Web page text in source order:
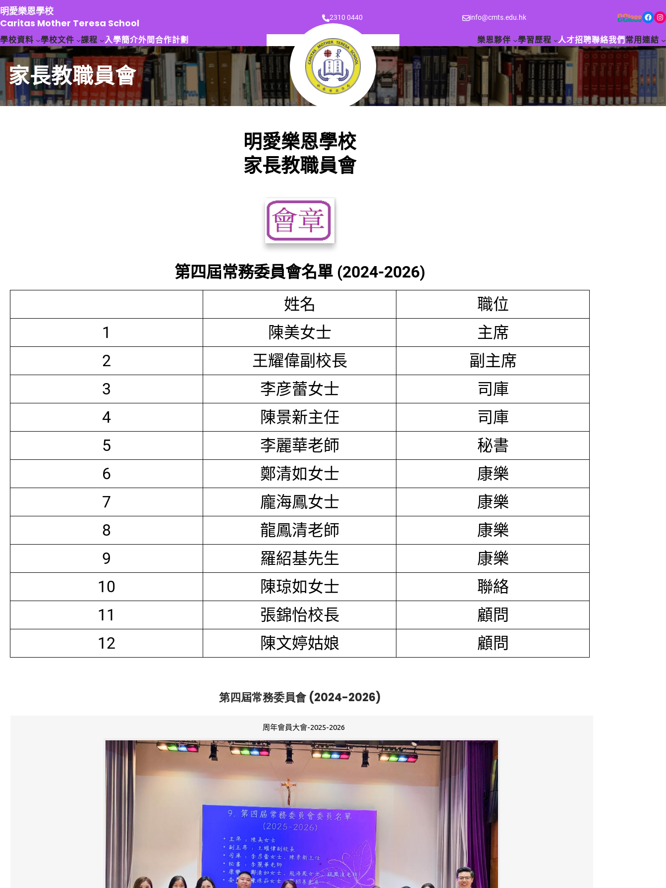
跳
至
主
要
容
明愛樂恩學校
Caritas Mother Teresa School
2310 0440 info@cmts.edu.hk Facebook Instagram
學校資料 學校文件 課程 入學簡介外間合作計劃 樂恩夥伴 學習歷程 人才招聘聯絡我們 常用連結
家長教職員會
明愛樂恩學校
家長教職員會
第四屆常務委員會名單 (2024-2026)
姓名
職位
1
陳美女士
主席
2
王耀偉副校長
副主席
3
李彦蕾女士
司庫
4
陳景新主任
司庫
5
李麗華老師
秘書
6
鄭清如女士
康樂
7
龐海鳳女士
康樂
8
龍鳳清老師
康樂
9
羅紹基先生
康樂
10
陳琼如女士
聯絡
11
張錦怡校長
顧問
12
陳文婷姑娘 顧問
第四屆常務委員會 (2024-2026)
周年會員大會-2025-2026